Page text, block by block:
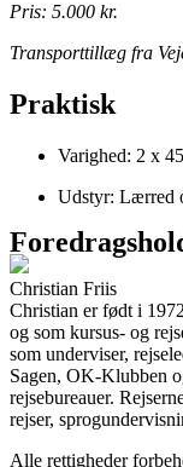
Pris: 5.000 kr.
Transporttillæg fra
Praktisk
Varighed: 2 x
Udstyr: Lærred
Christian Friis
Christian er født i
og som kursus- og
som underviser,
Sagen, OK-Klubben
rejsebureauer.
rejser,
Alle rettigheder